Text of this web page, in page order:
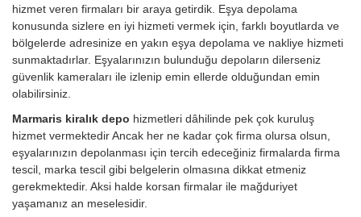
hizmet veren firmaları bir araya getirdik. Eşya depolama
konusunda sizlere en iyi hizmeti vermek için, farklı boyutlarda ve
bölgelerde adresinize en yakın eşya depolama ve nakliye hizmeti
sunmaktadırlar. Eşyalarınızın bulunduğu depoların dilerseniz
güvenlik kameraları ile izlenip emin ellerde olduğundan emin
olabilirsiniz.
Marmaris kiralık depo hizmetleri dâhilinde pek çok kuruluş
hizmet vermektedir Ancak her ne kadar çok firma olursa olsun,
eşyalarınızın depolanması için tercih edeceğiniz firmalarda firma
tescil, marka tescil gibi belgelerin olmasına dikkat etmeniz
gerekmektedir. Aksi halde korsan firmalar ile mağduriyet
yaşamanız an meselesidir.